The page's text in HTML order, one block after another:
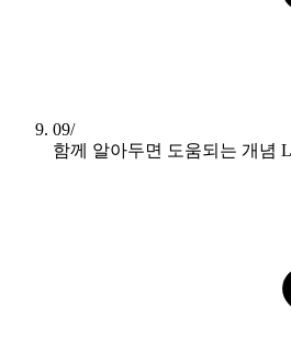
09/
함께 알아두면 도움되는 개념